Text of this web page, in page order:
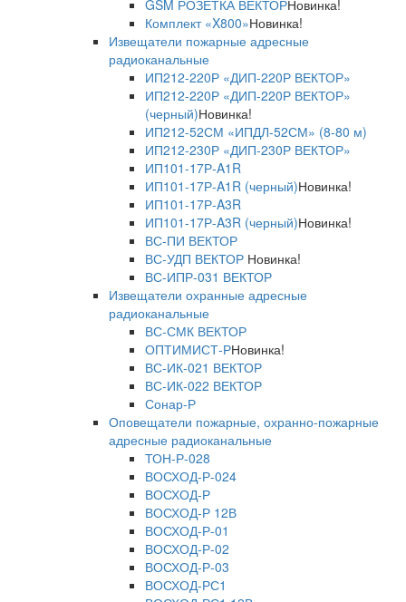
GSM РОЗЕТКА ВЕКТОРНовинка!
Комплект «X800»Новинка!
Извещатели пожарные адресные
радиоканальные
ИП212-220Р «ДИП-220Р ВЕКТОР»
ИП212-220Р «ДИП-220Р ВЕКТОР»
(черный)Новинка!
ИП212-52СМ «ИПДЛ-52СМ» (8-80 м)
ИП212-230Р «ДИП-230Р ВЕКТОР»
ИП101-17Р-A1R
ИП101-17Р-A1R (черный)Новинка!
ИП101-17Р-A3R
ИП101-17Р-A3R (черный)Новинка!
ВС-ПИ ВЕКТОР
ВС-УДП ВЕКТОР Новинка!
ВС-ИПР-031 ВЕКТОР
Извещатели охранные адресные
радиоканальные
ВС-СМК ВЕКТОР
ОПТИМИСТ-РНовинка!
ВС-ИК-021 ВЕКТОР
ВС-ИК-022 ВЕКТОР
Сонар-Р
Оповещатели пожарные, охранно-пожарные
адресные радиоканальные
ТОН-Р-028
ВОСХОД-Р-024
ВОСХОД-Р
ВОСХОД-Р 12В
ВОСХОД-Р-01
ВОСХОД-Р-02
ВОСХОД-Р-03
ВОСХОД-РС1